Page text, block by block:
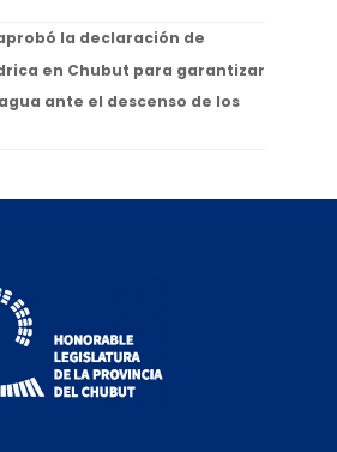
la declaración de
en Chubut para garantizar
ante el descenso de los